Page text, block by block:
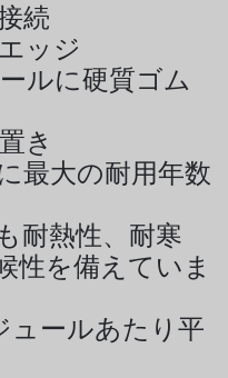
続
ッジ
ルに硬質ゴム
き
最大の耐用年数
耐熱性、耐寒
性を備えていま
ュールあたり平